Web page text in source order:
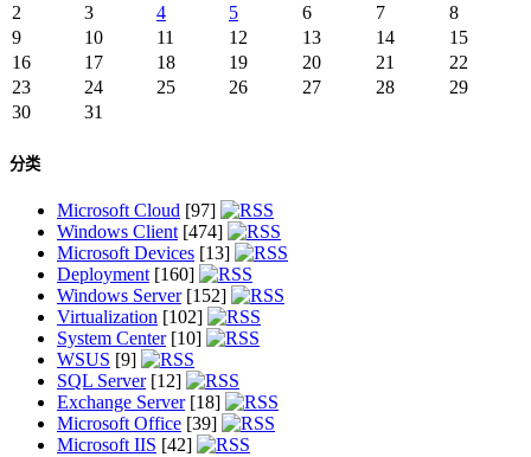
2
3 4 5 6 7
8
9
10 11 12 13 14
15
16
17 18 19 20 21
22
23
24 25 26 27 28
29
30
31
分类
Microsoft Cloud [97]
Windows Client[474]
Microsoft Devices [13]
Deployment[160]
Windows Server[152]
Virtualization [102]
System Center[10]
WSUS [9]
SQL Server[12]
Exchange Server[18]
Microsoft Office [39]
Microsoft IIS [42]